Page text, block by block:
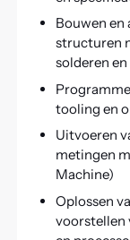
Bouwen en
structuren
solderen
tooling en
Uitvoeren
metingen
Machine)
Oplossen
voorstellen